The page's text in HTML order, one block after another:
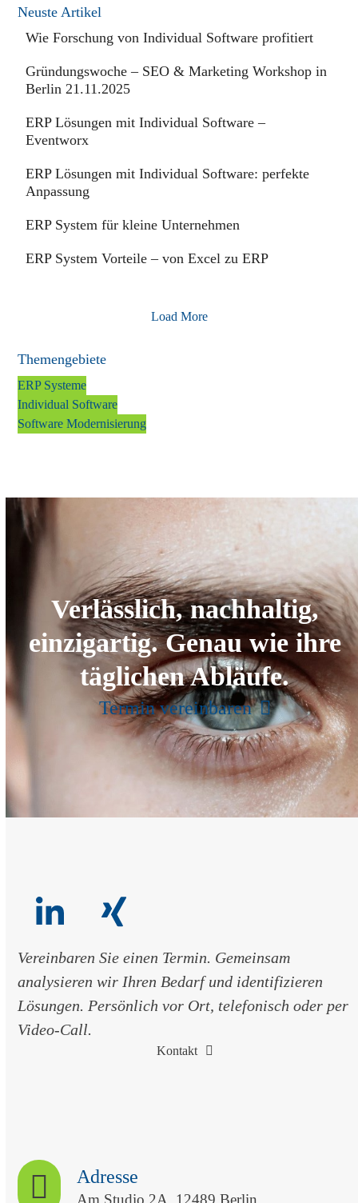
Neuste Artikel
Wie Forschung von Individual Software profitiert
Gründungswoche – SEO & Marketing Workshop in
Berlin 21.11.2025
ERP Lösungen mit Individual Software –
Eventworx
ERP Lösungen mit Individual Software: perfekte
Anpassung
ERP System für kleine Unternehmen
ERP System Vorteile – von Excel zu ERP
Load More
Themengebiete
ERP Systeme
Individual Software
Software Modernisierung
Verlässlich, nachhaltig,
einzigartig. Genau wie ihre
täglichen Abläufe.
Termin vereinbaren
LinkedIn
Xing
Vereinbaren Sie einen Termin. Gemeinsam
analysieren wir Ihren Bedarf und identifizieren
Lösungen. Persönlich vor Ort, telefonisch oder per
Video-Call.
Kontakt
Adresse
Am Studio 2A, 12489 Berlin